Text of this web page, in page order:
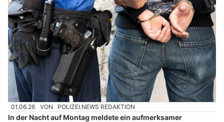
01.06.26 VON POLIZEI.NEWS REDAKTION
In der Nacht auf Montag meldete ein aufmerksamer